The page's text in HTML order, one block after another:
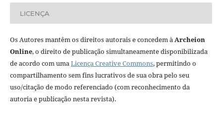
LICENÇA
Os Autores mantêm os direitos autorais e concedem àArcheion
Online, o direito de publicação simultaneamente disponibilizada
de acordo com umaLicença Creative Commons, permitindo o
compartilhamento sem fins lucrativos de sua obra pelo seu
uso/citação de modo referenciado (com reconhecimento da
autoria e publicação nesta revista).